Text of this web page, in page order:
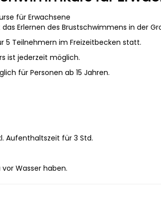
für Erwachsene
das Erlernen des Brustschwimmens in der
5 Teilnehmern im Freizeitbecken statt.
ist jederzeit möglich.
für Personen ab 15 Jahren.
Aufenthaltszeit für 3 Std.
vor Wasser haben.